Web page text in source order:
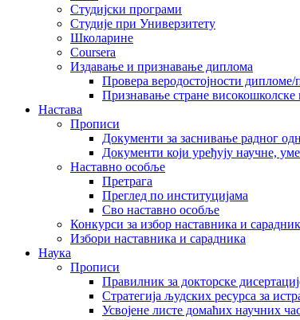
Студијски програми
Студије при Универзитету
Школарине
Coursera
Издавање и признавање диплома
Провера веродостојности дипломе/
Признавање стране високошколске
Настава
Прописи
Документи за заснивање радног
Документи који уређују научне,
Наставно особље
Претрага
Преглед по институцијама
Сво наставно особље
Конкурси за избор наставника и
Избори наставника и сарадника
Наука
Прописи
Правилник за докторске
Стратегија људских ресурса за
Усвојене листе домаћих научних